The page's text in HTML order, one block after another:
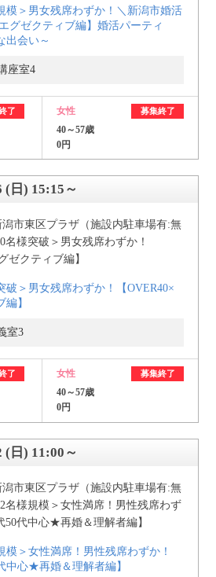
模＞男女残席わずか！＼新潟市婚活
グゼクティブ編】婚活パーティ
会い～
座室4
了 女性 募集終了
40～57歳
0円
(日) 15:15～
破＞男女残席わずか！【OVER40×
】
室3
了 女性 募集終了
40～57歳
0円
(日) 11:00～
模＞女性満席！男性残席わずか！
中心★再婚＆理解者編】